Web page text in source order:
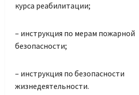
курса реабилитации;
– инструкция по мерам пожарной
безопасности;
– инструкция по безопасности
жизнедеятельности.